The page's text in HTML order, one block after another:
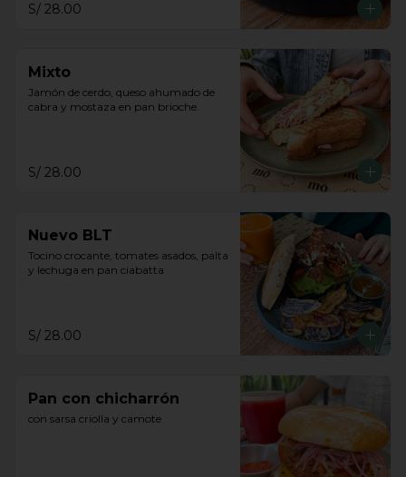
S/ 28.00
Mixto
Jamón de cerdo, queso ahumado de
cabra y mostaza en pan brioche.
S/ 28.00
Nuevo BLT
Tocino crocante, tomates asados, palta
y lechuga en pan ciabatta
S/ 28.00
Pan con chicharrón
con sarsa criolla y camote